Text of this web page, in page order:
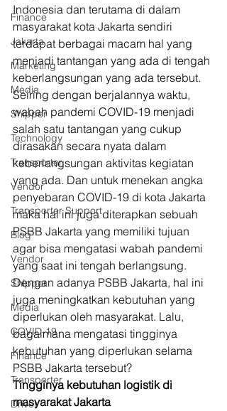
Finance
Jakarta
Marketing
Media
Shipper
Technology
Transporter
Vendor
Transporter Support
Blog
Vendor
Shipper
Media
COVID-19
Finance
Transporter
Driver
Indonesia dan terutama di dalam
masyarakat kota Jakarta sendiri
terdapat berbagai macam hal yang
menjadi tantangan yang ada di tengah
keberlangsungan yang ada tersebut.
Seiring dengan berjalannya waktu,
wabah pandemi COVID-19 menjadi
salah satu tantangan yang cukup
dirasakan secara nyata dalam
keberlangsungan aktivitas kegiatan
yang ada. Dan untuk menekan angka
penyebaran COVID-19 di kota Jakarta
maka hal ini juga diterapkan sebuah
PSBB Jakarta yang memiliki tujuan
agar bisa mengatasi wabah pandemi
yang saat ini tengah berlangsung.
Dengan adanya PSBB Jakarta, hal ini
juga meningkatkan kebutuhan yang
diperlukan oleh masyarakat. Lalu,
bagaimana mengatasi tingginya
kebutuhan yang diperlukan selama
PSBB Jakarta tersebut?
Tingginya kebutuhan logistik di
masyarakat Jakarta